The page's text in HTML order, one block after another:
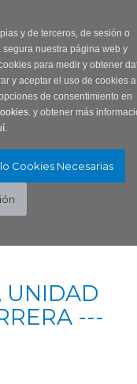
y de terceros, de sesión o
nuestra página web y
para medir y obtener
y aceptar el uso de cookies a
de consentimiento en
y obtener más
.
UNIDAD
---